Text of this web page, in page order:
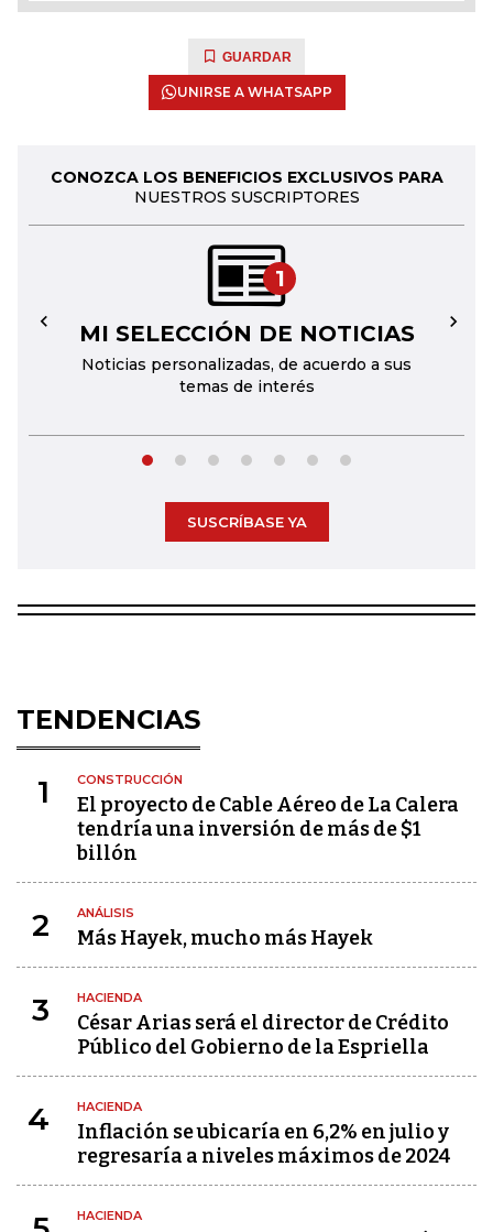
GUARDAR
UNIRSE A WHATSAPP
CONOZCA LOS BENEFICIOS EXCLUSIVOS PARA
NUESTROS SUSCRIPTORES
1
MI SELECCIÓN DE NOTICIAS
Noticias personalizadas, de acuerdo a sus
temas de interés
← →
SUSCRÍBASE YA
TENDENCIAS
1 CONSTRUCCIÓN
El proyecto de Cable Aéreo de La Calera
tendría una inversión de más de $1
billón
2 ANÁLISIS
Más Hayek, mucho más Hayek
3 HACIENDA
César Arias será el director de Crédito
Público del Gobierno de la Espriella
4 HACIENDA
Inflación se ubicaría en 6,2% en julio y
regresaría a niveles máximos de 2024
HACIENDA